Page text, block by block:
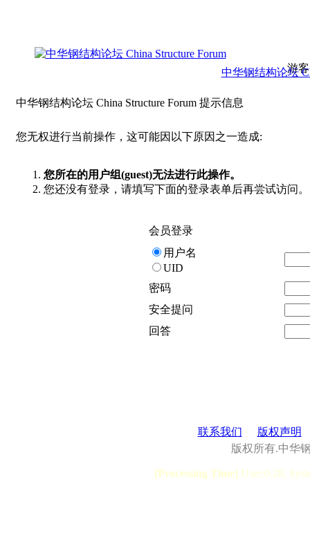
游
中华钢结构论坛
中华钢结构论坛 China Structure Forum 提示信息
您无权进行当前操作，这可能因以下原因之一造成:
您所在的用户组(guest)无法进行此操作。
您还没有登录，请填写下面的登录表单后再尝试访问。
会员登录
用户名
UID
密码
安全提问
回答
联系我们
版权声明
版权所有.中华
[Processing Time] User:0.28,